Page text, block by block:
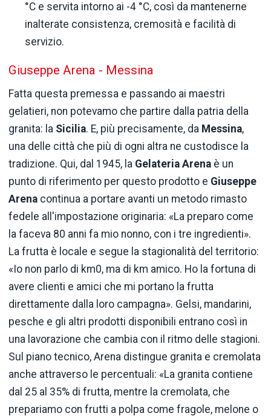
°C e servita intorno ai -4 °C, così da mantenerne
inalterate consistenza, cremosità e facilità di
servizio.
Giuseppe Arena - Messina
Fatta questa premessa e passando ai maestri
gelatieri, non potevamo che partire dalla patria della
granita: la Sicilia. E, più precisamente, da Messina,
una delle città che più di ogni altra ne custodisce la
tradizione. Qui, dal 1945, la Gelateria Arena è un
punto di riferimento per questo prodotto e Giuseppe
Arena continua a portare avanti un metodo rimasto
fedele all'impostazione originaria: «La preparo come
la faceva 80 anni fa mio nonno, con i tre ingredienti».
La frutta è locale e segue la stagionalità del territorio:
«Io non parlo di km0, ma di km amico. Ho la fortuna di
avere clienti e amici che mi portano la frutta
direttamente dalla loro campagna». Gelsi, mandarini,
pesche e gli altri prodotti disponibili entrano così in
una lavorazione che cambia con il ritmo delle stagioni.
Sul piano tecnico, Arena distingue granita e cremolata
anche attraverso le percentuali: «La granita contiene
dal 25 al 35% di frutta, mentre la cremolata, che
prepariamo con frutti a polpa come fragole, melone o